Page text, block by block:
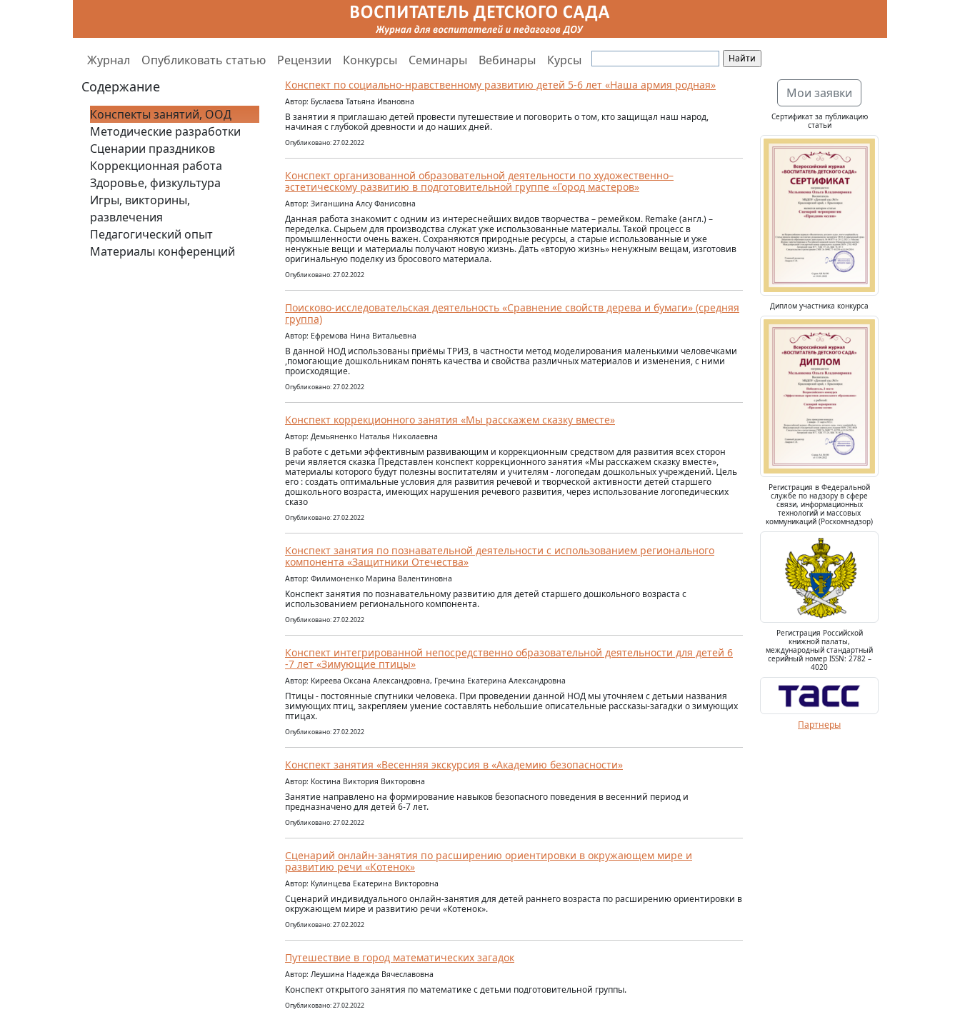
Журнал Опубликовать статью Рецензии Конкурсы Семинары Вебинары Курсы
Содержание
Конспекты занятий, ООД
Методические разработки
Сценарии праздников
Коррекционная работа
Здоровье, физкультура
Игры, викторины,
развлечения
Педагогический опыт
Материалы конференций
Конспект по социально-нравственному развитию детей 5-6 лет «Наша армия родная»
Автор: Буслаева Татьяна Ивановна
В занятии я приглашаю детей провести путешествие и поговорить о том, кто защищал наш народ,
начиная с глубокой древности и до наших дней.
Опубликовано: 27.02.2022
Конспект организованной образовательной деятельности по художественно–
эстетическому развитию в подготовительной группе «Город мастеров»
Автор: Зиганшина Алсу Фанисовна
Данная работа знакомит с одним из интереснейших видов творчества – ремейком. Remake (англ.) –
переделка. Сырьем для производства служат уже использованные материалы. Такой процесс в
промышленности очень важен. Сохраняются природные ресурсы, а старые использованные и уже
ненужные вещи и материалы получают новую жизнь. Дать «вторую жизнь» ненужным вещам, изготовив
оригинальную поделку из бросового материала.
Опубликовано: 27.02.2022
Поисково-исследовательская деятельность «Сравнение свойств дерева и бумаги» (средняя
группа)
Автор: Ефремова Нина Витальевна
В данной НОД использованы приёмы ТРИЗ, в частности метод моделирования маленькими человечками
,помогающие дошкольникам понять качества и свойства различных материалов и изменения, с ними
происходящие.
Опубликовано: 27.02.2022
Конспект коррекционного занятия «Мы расскажем сказку вместе»
Автор: Демьяненко Наталья Николаевна
В работе с детьми эффективным развивающим и коррекционным средством для развития всех сторон
речи является сказка Представлен конспект коррекционного занятия «Мы расскажем сказку вместе»,
материалы которого будут полезны воспитателям и учителям - логопедам дошкольных учреждений. Цель
его : создать оптимальные условия для развития речевой и творческой активности детей старшего
дошкольного возраста, имеющих нарушения речевого развития, через использование логопедических
сказо
Опубликовано: 27.02.2022
Конспект занятия по познавательной деятельности с использованием регионального
компонента «Защитники Отечества»
Автор: Филимоненко Марина Валентиновна
Конспект занятия по познавательному развитию для детей старшего дошкольного возраста с
использованием регионального компонента.
Опубликовано: 27.02.2022
Конспект интегрированной непосредственно образовательной деятельности для детей 6
-7 лет «Зимующие птицы»
Автор: Киреева Оксана Александровна, Гречина Екатерина Александровна
Птицы - постоянные спутники человека. При проведении данной НОД мы уточняем с детьми названия
зимующих птиц, закрепляем умение составлять небольшие описательные рассказы-загадки о зимующих
птицах.
Опубликовано: 27.02.2022
Конспект занятия «Весенняя экскурсия в «Академию безопасности»
Автор: Костина Виктория Викторовна
Занятие направлено на формирование навыков безопасного поведения в весенний период и
предназначено для детей 6-7 лет.
Опубликовано: 27.02.2022
Сценарий онлайн-занятия по расширению ориентировки в окружающем мире и
развитию речи «Котенок»
Автор: Кулинцева Екатерина Викторовна
Сценарий индивидуального онлайн-занятия для детей раннего возраста по расширению ориентировки в
окружающем мире и развитию речи «Котенок».
Опубликовано: 27.02.2022
Путешествие в город математических загадок
Автор: Леушина Надежда Вячеславовна
Конспект открытого занятия по математике с детьми подготовительной группы.
Опубликовано: 27.02.2022
Мои заявки
Сертификат за публикацию
статьи
Диплом участника конкурса
Регистрация в Федеральной
службе по надзору в сфере
связи, информационных
технологий и массовых
коммуникаций (Роскомнадзор)
Регистрация Российской
книжной палаты,
международный стандартный
серийный номер ISSN: 2782 –
4020
Партнеры